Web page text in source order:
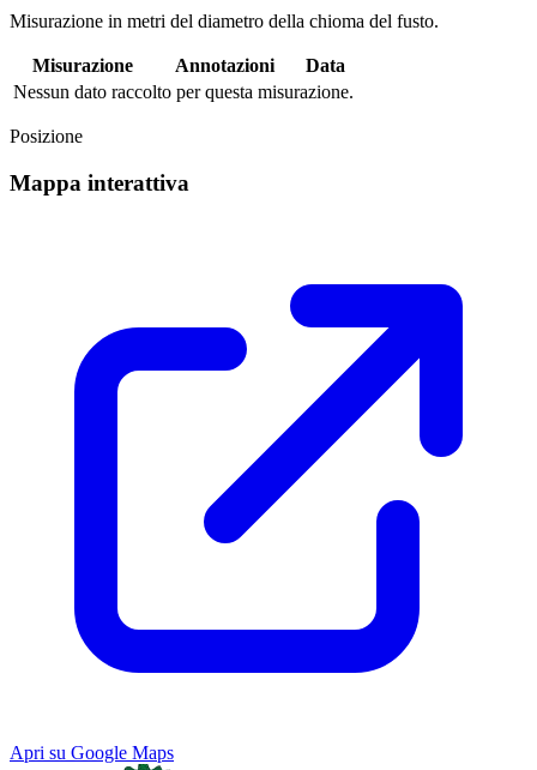
Misurazione in metri del diametro della chioma del fusto.
Misurazione Annotazioni
Data
Nessun dato raccolto per questa misurazione.
Posizione
Mappa interattiva
Apri su Google MapsKeyboard shortcuts